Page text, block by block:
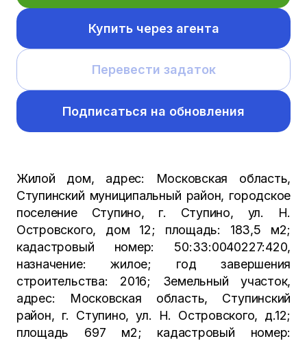
Купить через агента
Перевести задаток
Подписаться на обновления
Жилой дом, адрес: Московская область,
Ступинский муниципальный район, городское
поселение Ступино, г. Ступино, ул. Н.
Островского, дом 12; площадь: 183,5 м2;
кадастровый номер: 50:33:0040227:420,
назначение: жилое; год завершения
строительства: 2016; Земельный участок,
адрес: Московская область, Ступинский
район, г. Ступино, ул. Н. Островского, д.12;
площадь 697 м2; кадастровый номер: